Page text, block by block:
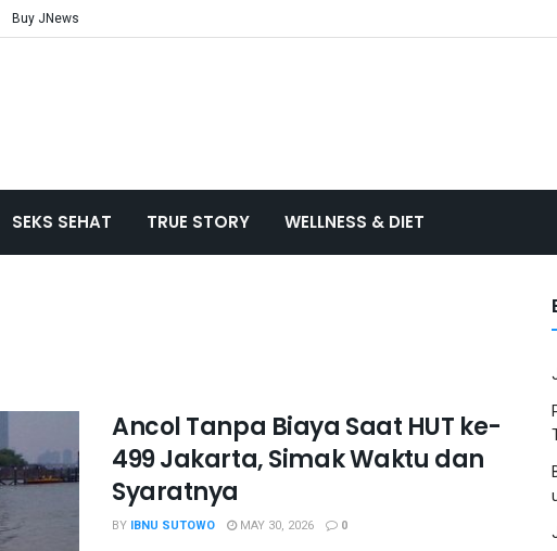
Buy JNews
SEKS SEHAT TRUE STORY WELLNESS & DIET
Ancol Tanpa Biaya Saat HUT ke-
499 Jakarta, Simak Waktu dan
Syaratnya
BY IBNU SUTOWO MAY 30, 2026 0